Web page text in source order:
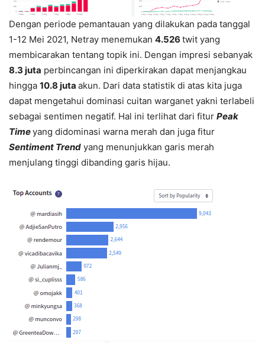
Dengan periode pemantauan yang dilakukan pada tanggal
1-12 Mei 2021, Netray menemukan 4.526 twit yang
membicarakan tentang topik ini. Dengan impresi sebanyak
8.3 juta perbincangan ini diperkirakan dapat menjangkau
hingga 10.8 juta akun. Dari data statistik di atas kita juga
dapat mengetahui dominasi cuitan warganet yakni terlabeli
sebagai sentimen negatif. Hal ini terlihat dari fitur Peak
Timeyang didominasi warna merah dan juga fitur
Sentiment Trend yang menunjukkan garis merah
menjulang tinggi dibanding garis hijau.